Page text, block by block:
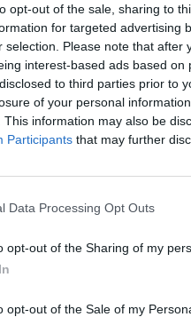
opt-out of the sale, sharing to
for targeted advertising
selection. Please note that
interest-based ads based
to third parties prior to
of your personal
This information may also be
Participants that may further
Data Processing Opt Outs
opt-out of the Sharing of my
opt-out of the Sale of my